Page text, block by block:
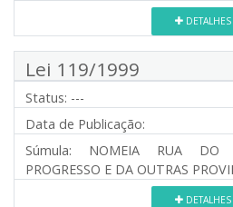
DETALHES
Lei 119/1999
Status: ---
Data de Publicação:
Súmula: NOMEIA RUA DO
PROGRESSO E DA OUTRAS
DETALHES